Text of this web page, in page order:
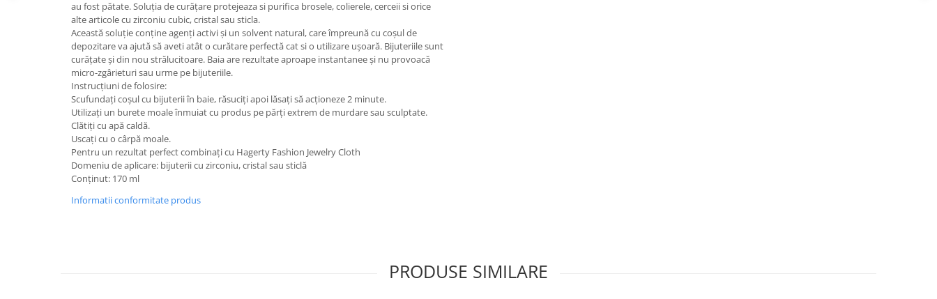
au fost pătate. Soluția de curățare protejeaza si purifica brosele, colierele, cerceii si orice
alte articole cu zirconiu cubic, cristal sau sticla.
Această soluție conține agenți activi și un solvent natural, care împreună cu coșul de
depozitare va ajută să aveti atât o curătare perfectă cat si o utilizare ușoară. Bijuteriile sunt
curățate și din nou strălucitoare. Baia are rezultate aproape instantanee și nu provoacă
micro-zgârieturi sau urme pe bijuteriile.
Instrucțiuni de folosire:
Scufundați coșul cu bijuterii în baie, răsuciți apoi lăsați să acționeze 2 minute.
Utilizați un burete moale înmuiat cu produs pe părți extrem de murdare sau sculptate.
Clătiți cu apă caldă.
Uscați cu o cârpă moale.
Pentru un rezultat perfect combinați cu Hagerty Fashion Jewelry Cloth
Domeniu de aplicare: bijuterii cu zirconiu, cristal sau sticlă
Conținut: 170 ml
Informatii conformitate produs
PRODUSE SIMILARE